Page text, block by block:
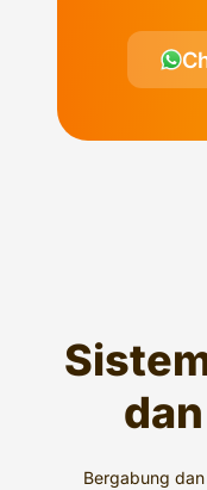
Bergabung